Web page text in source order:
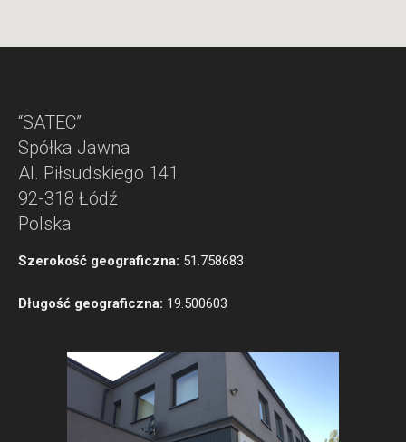
“SATEC”
Spółka Jawna
Al. Piłsudskiego 141
92-318 Łódź
Polska
Szerokość geograficzna: 51.758683
Długość geograficzna: 19.500603